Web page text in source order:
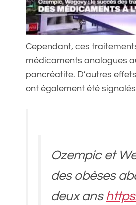
Cependant, ces
médicaments analogues
pancréatite. D’autres
ont également été
Ozempic et
des obèses
deux ans